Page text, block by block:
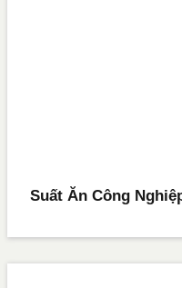
Suất Ăn Công